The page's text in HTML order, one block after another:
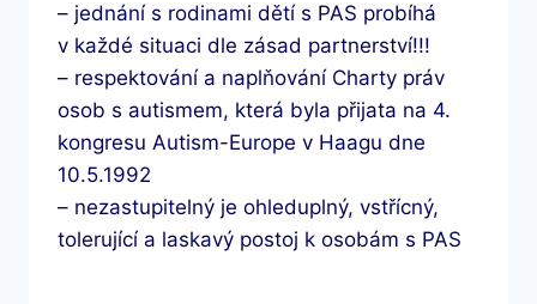
– jednání s rodinami dětí s PAS probíhá
v každé situaci dle zásad partnerství!!!
– respektování a naplňování Charty práv
osob s autismem, která byla přijata na 4.
kongresu Autism-Europe v Haagu dne
10.5.1992
– nezastupitelný je ohleduplný, vstřícný,
tolerující a laskavý postoj k osobám s PAS